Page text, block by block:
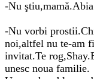
-Nu
-Nu vorbi
noi,altfel nu te-am fi
invitat.Te
unesc noua familie.